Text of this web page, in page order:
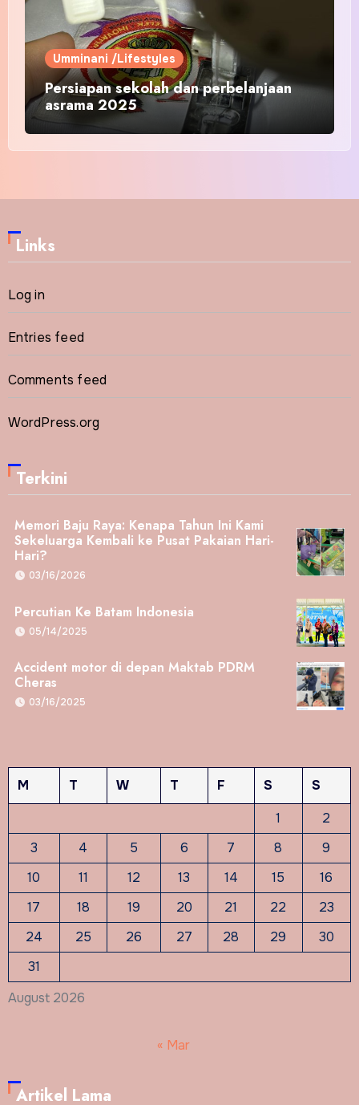
Umminani /Lifestyles
Persiapan sekolah dan perbelanjaan
asrama 2025
Links
Log in
Entries feed
Comments feed
WordPress.org
Terkini
Memori Baju Raya: Kenapa Tahun Ini Kami
Sekeluarga Kembali ke Pusat Pakaian Hari-
Hari?
03/16/2026
Percutian Ke Batam Indonesia
05/14/2025
Accident motor di depan Maktab PDRM
Cheras
03/16/2025
August 2026
M T W T F S
S
1
2
3
4 5 6 7 8
9
10
11 12 13 14 15
16
17
18 19 20 21 22
23
24
25 26 27 28 29
30
31
« Mar
Artikel Lama